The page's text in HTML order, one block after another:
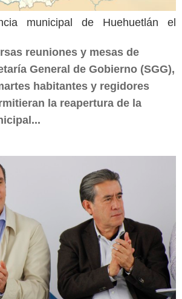
municipal de Huehuetlán el
reuniones y mesas de
General de Gobierno (SGG),
habitantes y regidores
la reapertura de la